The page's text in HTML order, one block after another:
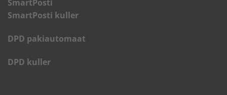
SmartPosti
SmartPosti kuller
DPD pakiautomaat
DPD kuller